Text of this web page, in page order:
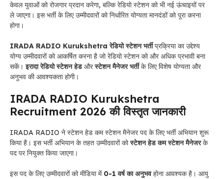
केवल युवाओं को रोजगार प्रदान करेगा, बल्कि रेडियो स्टेशन को भी नई ऊंचाइयों पर
ले जाएगा। इस भर्ती के लिए उम्मीदवारों को निर्धारित योग्यता मानदंडों को पूरा करना
होगा।
IRADA RADIO Kurukshetra रेडियो स्टेशन भर्तीप्रक्रिया का उद्देश्य
योग्य उम्मीदवारों को आकर्षित करना है जो रेडियो स्टेशन को और अधिक प्रभावी बना
सकें।इरादा रेडियो स्टेशन हेडऔरस्टेशन मैनेजर भर्तीके लिए विशेष योग्यता और
अनुभव की आवश्यकता होगी।
IRADA RADIO Kurukshetra
Recruitment 2026 की विस्तृत जानकारी
IRADA RADIO ने स्टेशन हेड कम स्टेशन मैनेजर पद के लिए भर्ती अभियान शुरू
किया है। इस भर्ती अभियान के तहत उम्मीदवारों कोस्टेशन हेड कम स्टेशन मैनेजरके
पद पर नियुक्त किया जाएगा।
इस पद के लिए उम्मीदवारों को मीडिया में 0-1 वर्ष का अनुभवहोना आवश्यक है। आयु